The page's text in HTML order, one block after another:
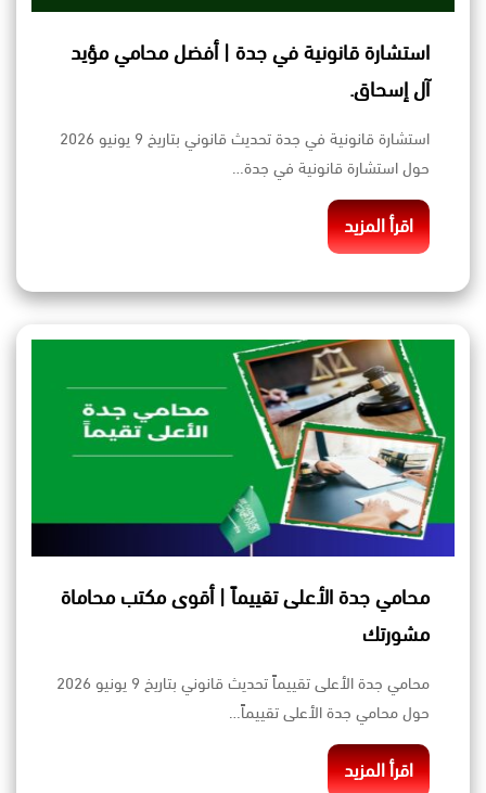
استشارة قانونية في جدة | أفضل محامي مؤيد
آل إسحاق.
استشارة قانونية في جدة تحديث قانوني بتاريخ 9 يونيو 2026
حول استشارة قانونية في جدة…
اقرأ المزيد
محامي جدة الأعلى تقييماً | أقوى مكتب محاماة
مشورتك
محامي جدة الأعلى تقييماً تحديث قانوني بتاريخ 9 يونيو 2026
حول محامي جدة الأعلى تقييماً…
اقرأ المزيد